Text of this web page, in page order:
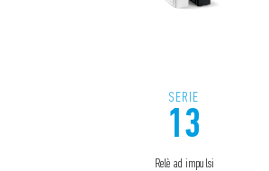
SERIE
13
Relè ad impulsi